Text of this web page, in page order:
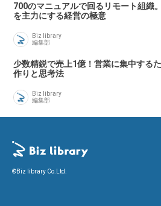
700のマニュアルで回るリモート組織
を主力にする経営の極意
Biz library
編集部
少数精鋭で売上1億！営業に集中する
作りと思考法
Biz library
編集部
©Biz library Co.Ltd.